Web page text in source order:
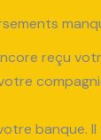
reçu
banque.